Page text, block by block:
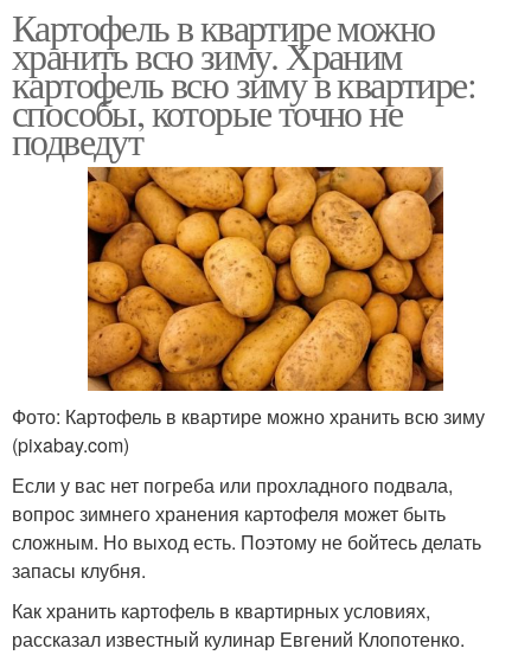
Картофель в квартире можно
хранить всю зиму. Храним
картофель всю зиму в квартире:
способы, которые точно не
подведут
Фото: Картофель в квартире можно хранить всю зиму
(pixabay.com)
Если у вас нет погреба или прохладного подвала,
вопрос зимнего хранения картофеля может быть
сложным. Но выход есть. Поэтому не бойтесь делать
запасы клубня.
Как хранить картофель в квартирных условиях,
рассказал известный кулинар Евгений Клопотенко.